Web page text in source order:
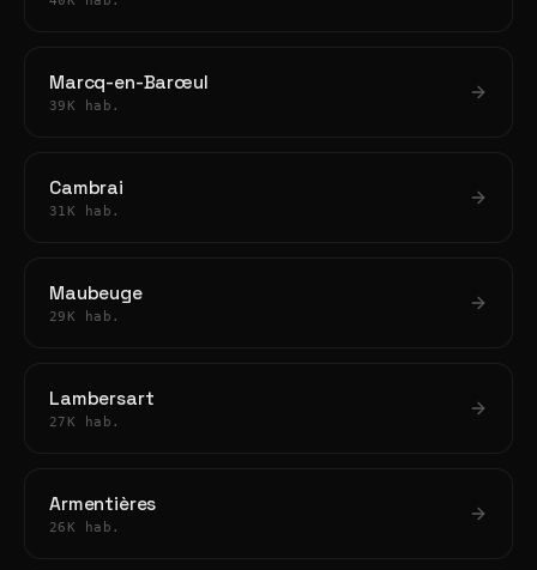
Marcq-en-Barœul
39K hab.
Cambrai
31K hab.
Maubeuge
29K hab.
Lambersart
27K hab.
Armentières
26K hab.